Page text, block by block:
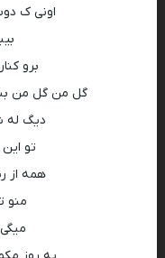
اونی ک
برو
گل من گل من
دیگ له
تو
همه از
منو